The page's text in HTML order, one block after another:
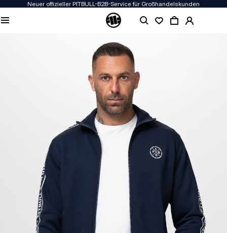
Neuer offizieller PITBULL-B2B-Service für Großhandelskunden